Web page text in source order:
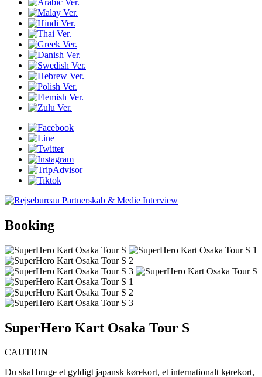
Booking
SuperHero Kart Osaka Tour S
CAUTION
Du skal bruge et gyldigt japansk kørekort, et internationalt kørekort,